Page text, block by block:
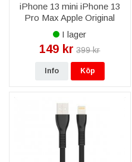
iPhone 13 mini iPhone 13
Pro Max Apple Original
AirTag Leather Loop - Röd
I lager
149 kr 399 kr
Info Köp